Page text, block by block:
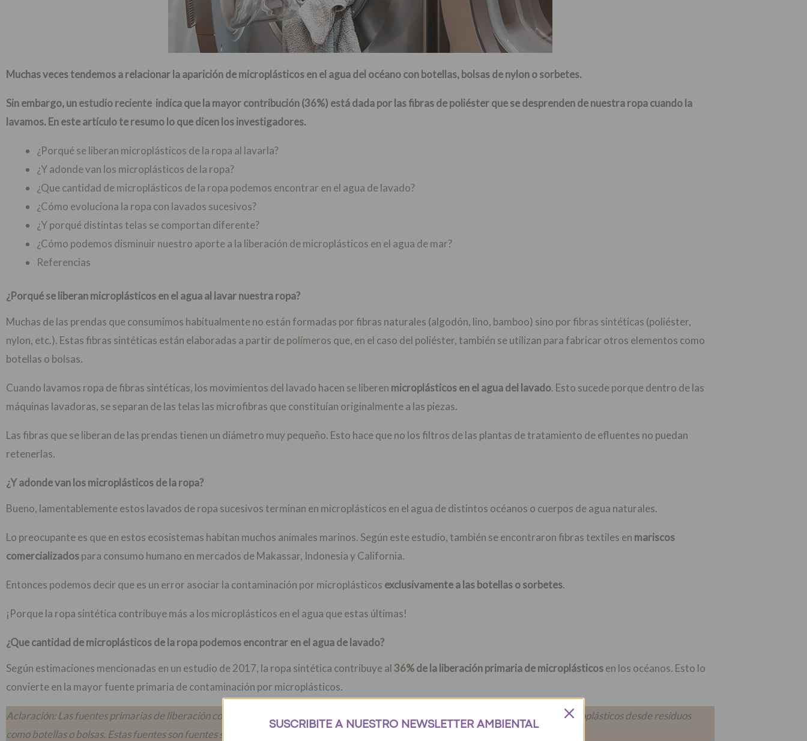
Muchas veces tendemos a relacionar la aparición de microplásticos en el agua del océano con botellas, bolsas de nylon o sorbetes.
Sin embargo, unestudio reciente indica que la mayor contribución (36%) está dada por las fibras de poliéster que se desprenden de nuestra ropa cuando la
lavamos. En este artículo te resumo lo que dicen los investigadores.
¿Porqué se liberan microplásticos de la ropa al lavarla?
¿Y adonde van los microplásticos de la ropa?
¿Que cantidad de microplásticos de la ropa podemos encontrar en el agua de lavado?
¿Cómo evoluciona la ropa con lavados sucesivos?
¿Y porqué distintas telas se comportan diferente?
¿Cómo podemos disminuir nuestro aporte a la liberación de microplásticos en el agua de mar?
Referencias
¿Porqué se liberan microplásticos en el agua al lavar nuestra ropa?
Muchas de las prendas que consumimos habitualmente no están formadas por fibras naturales (algodón, lino, bamboo) sino por fibras sintéticas (poliéster,
nylon, etc.). Estas fibras sintéticas están elaboradas a partir depolímeros que, en el caso del poliéster, también se utilizan para fabricar otros elementos como
botellas o bolsas.
Cuando lavamos ropa de fibras sintéticas, los movimientos del lavado hacen se liberen microplásticos en el agua del lavado. Esto sucede porque dentro de las
máquinas lavadoras, se separan de las telas las microfibras que constituían originalmente a las piezas.
Las fibras que se liberan de las prendas tienen un diámetro muy pequeño. Esto hace que no los filtros de las plantas de tratamiento de efluentes no puedan
retenerlas.
¿Y adonde van los microplásticos de la ropa?
Bueno, lamentablemente estos lavados de ropa sucesivos terminan en microplásticos en el agua de distintos océanos o cuerpos de agua naturales.
Lo preocupante es que en estos ecosistemas habitan muchos animales marinos. Según este estudio, también se encontraron fibras textiles en mariscos
comercializadospara consumo humano en mercados de Makassar, Indonesia y California.
Entonces podemos decir que es un error asociar la contaminación por microplásticos exclusivamente a las botellas o sorbetes.
¡Porque la ropa sintética contribuye más a los microplásticos en el agua que estas últimas!
¿Que cantidad de microplásticos de la ropa podemos encontrar en el agua de lavado?
Según estimaciones mencionadas en un estudio de 2017, la ropa sintética contribuye al36%de la liberación primaria de microplásticosen los océanos. Esto lo
convierte en la mayor fuente primaria de contaminación por microplásticos.
Aclaración: Las fuentes primarias de liberación corresponden a productos utilizados por los usuarios. No incluye la liberación de microplásticos desde residuos
como botellas o bolsas. Estas fuentes son fuentes secundarias de liberación de microplásticos.
SUSCRIBITE A NUESTRO NEWSLETTER AMBIENTAL